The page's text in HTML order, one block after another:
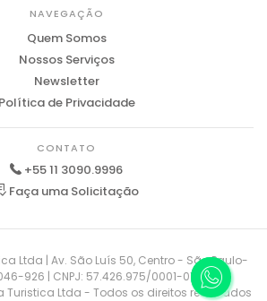
NAVEGAÇÃO
Quem Somos
Nossos Serviços
Newsletter
Política de Privacidade
CONTATO
+55 11 3090.9996
Faça uma Solicitação
Ltda | Av. São Luís 50, Centro - São Paulo-
926 | CNPJ: 57.426.975/0001-01
Turistica Ltda - Todos os direitos reservados